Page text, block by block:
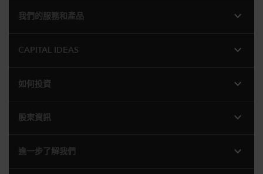
我們的服務和產品 expand_more
CAPITAL IDEAS expand_more
如何投資 expand_more
股東資訊 expand_more
進一步了解我們 expand_more